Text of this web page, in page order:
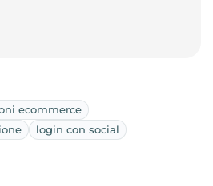
ecommerce
login con social